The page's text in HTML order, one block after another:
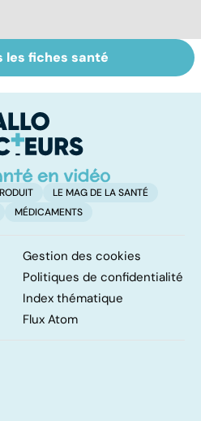
Fatigue
chronique : un
connu
les fiches santé
LE MAG DE LA SANTÉ
MÉDICAMENTS
Gestion des cookies
Politiques de confidentialité
Index thématique
Flux Atom